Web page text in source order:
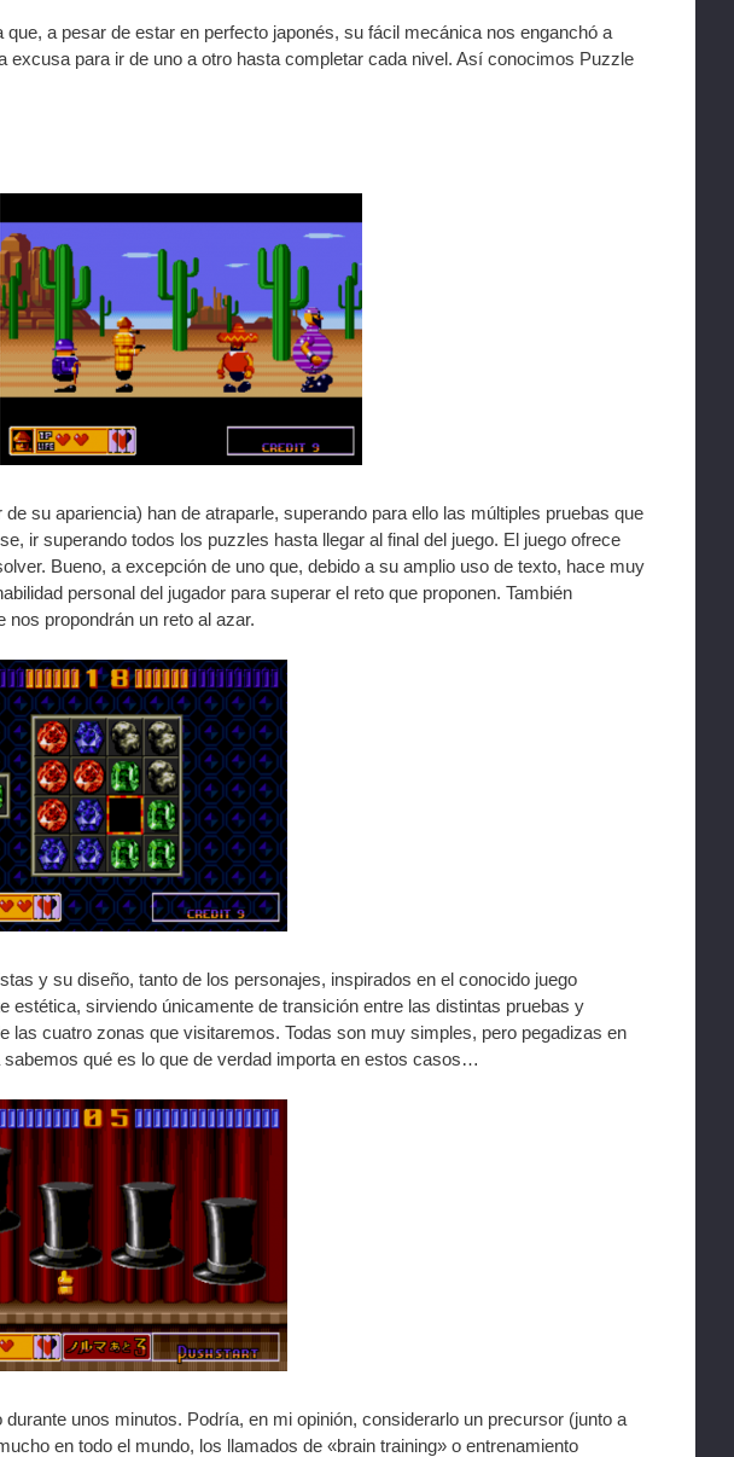
a pesar de estar en perfecto japonés, su fácil mecánica nos enganchó a
para ir de uno a otro hasta completar cada nivel. Así conocimos Puzzle
su apariencia) han de atraparle, superando para ello las múltiples pruebas que
ir superando todos los puzzles hasta llegar al final del juego. El juego ofrece
Bueno, a excepción de uno que, debido a su amplio uso de texto, hace muy
personal del jugador para superar el reto que proponen. También
propondrán un reto al azar.
y su diseño, tanto de los personajes, inspirados en el conocido juego
sirviendo únicamente de transición entre las distintas pruebas y
cuatro zonas que visitaremos. Todas son muy simples, pero pegadizas en
qué es lo que de verdad importa en estos casos…
unos minutos. Podría, en mi opinión, considerarlo un precursor (junto a
en todo el mundo, los llamados de «brain training» o entrenamiento